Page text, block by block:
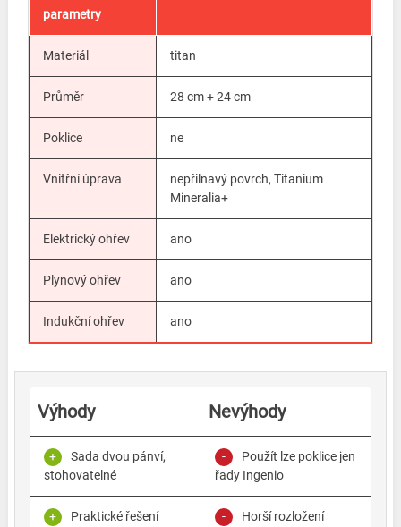
parametry
Materiál titan
Průměr 28 cm + 24 cm
Poklice ne
Vnitřní úprava
nepřilnavý povrch, Titanium
Mineralia+
Elektrický ohřev ano
Plynový ohřev ano
Indukční ohřev ano
Výhody Nevýhody
Sada dvou pánví,
stohovatelné
Použít lze poklice jen
řady Ingenio
Praktické řešení Horší rozložení